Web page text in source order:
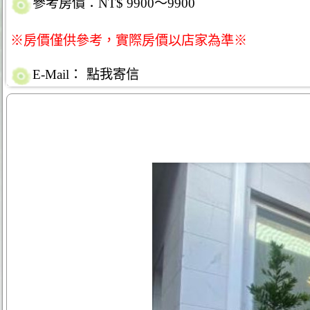
參考房價：NT$ 9900～9900
※房價僅供參考，實際房價以店家為準※
E-Mail： 點我寄信